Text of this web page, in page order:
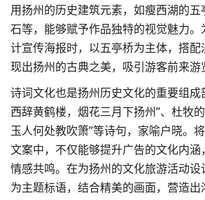
用扬州的历史建筑元素，如瘦西湖的
石等，能够赋予作品独特的视觉魅力
计宣传海报时，以五亭桥为主体，搭
现出扬州的古典之美，吸引游客前来游
诗词文化也是扬州历史文化的重要组成
西辞黄鹤楼，烟花三月下扬州”、杜牧的
玉人何处教吹箫”等诗句，家喻户晓。
文案中，不仅能够提升广告的文化内
情感共鸣。在为扬州的文化旅游活动
为主题标语，结合精美的画面，营造出